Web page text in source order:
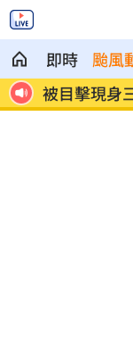
即時 颱風
實
南澳住宅火